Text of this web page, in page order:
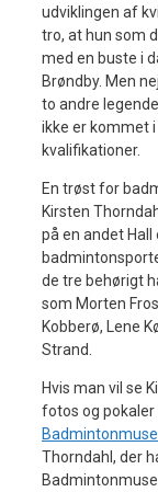
udviklingen af
tro, at hun som
med en buste i
Brøndby. Men
to andre
ikke er kommet
kvalifikationer.
En trøst for
Kirsten
på en andet
de tre behørigt
som Morten
Kobberø, Lene
Strand.
Hvis man vil se
fotos og pokaler
Thorndahl, der